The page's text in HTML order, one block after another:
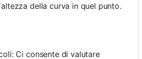
della curva in quel punto.
Ci consente di valutare